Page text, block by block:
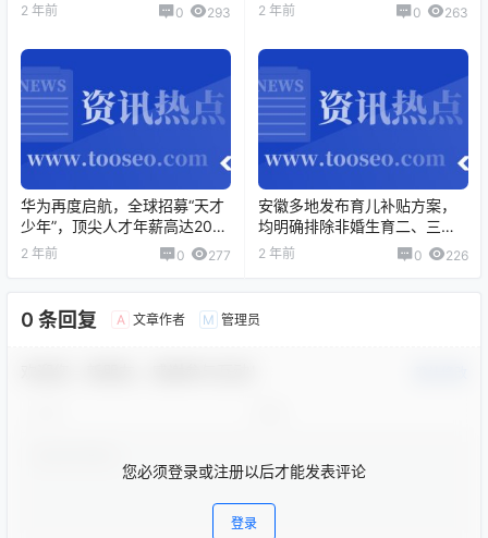
2 年前 0 293 2 年前 0 263
华为再度启航，全球招募“天才
少年”，顶尖人才年薪高达201
万元！
2 年前 0 277
安徽多地发布育儿补贴方案，
均明确排除非婚生育二、三
孩。
2 年前 0 226
0 条回复 A 文章作者 M 管理员
您必须登录或注册以后才能发表评论
登录